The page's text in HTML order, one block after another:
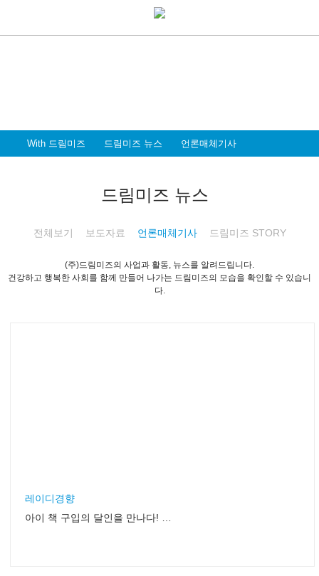
With 드림미즈 드림미즈 뉴스 언론매체기사
드림미즈 뉴스
전체보기 보도자료 언론매체기사 드림미즈 STORY
(주)드림미즈의 사업과 활동, 뉴스를 알려드립니다.
건강하고 행복한 사회를 함께 만들어 나가는 드림미즈의 모습을 확인할 수 있습니
다.
레이디경향